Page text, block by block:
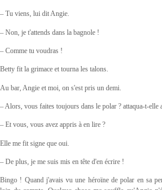
– Tu viens, lui dit Angie.
– Non, je t'attends dans la bagnole !
– Comme tu voudras !
Betty fit la grimace et tourna les talons.
Au bar, Angie et moi, on s'est pris un demi.
– Alors, vous faites toujours dans le polar ? attaqua-t-elle
– Et vous, vous avez appris à en lire ?
Elle me fit signe que oui.
– De plus, je me suis mis en tête d'en écrire !
Bingo ! Quand j'avais vu une héroïne de polar en sa